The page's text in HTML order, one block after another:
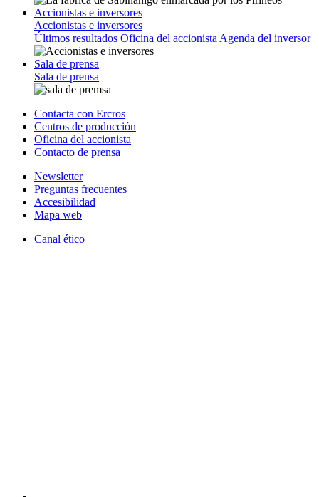
Accionistas e inversores
Accionistas e inversores
Últimos resultados Oficina del accionista Agenda del inversor
Sala de prensa
Sala de prensa
Contacta con Ercros
Centros de producción
Oficina del accionista
Contacto de prensa
Newsletter
Preguntas frecuentes
Accesibilidad
Mapa web
Canal ético